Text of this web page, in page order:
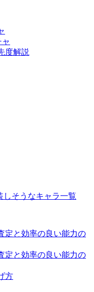
度解説
しそうなキャラ一覧
定と効率の良い能力の
定と効率の良い能力の
方